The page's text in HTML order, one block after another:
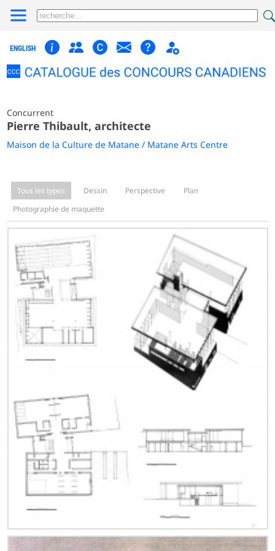
ENGLISH
Concurrent
Pierre Thibault, architecte
Maison de la Culture de Matane / Matane Arts Centre
Tous les types Dessin Perspective
Plan
Photographie de maquette